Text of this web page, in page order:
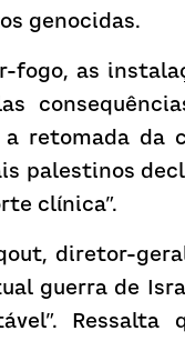
genocidas.
fogo, as
a retomada da
palestinos
clínica”.
diretor-
guerra de